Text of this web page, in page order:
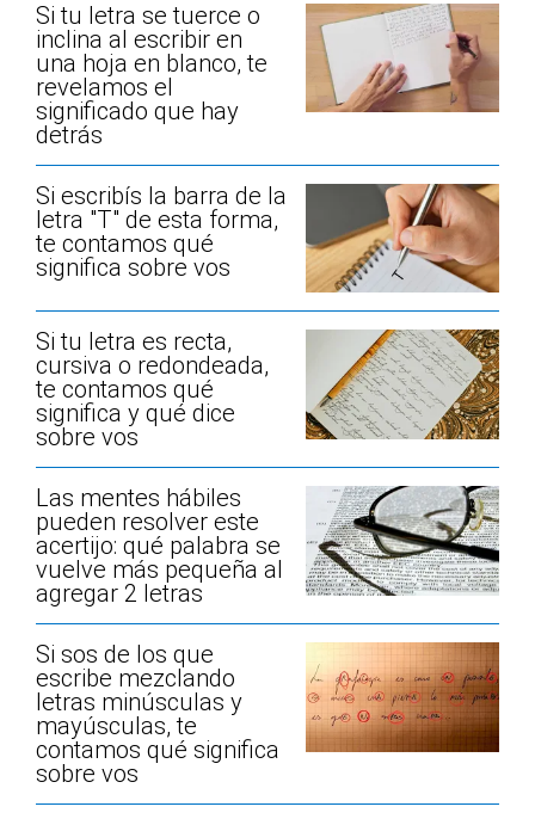
Si tu letra se tuerce o
inclina al escribir en
una hoja en blanco, te
revelamos el
significado que hay
detrás
Si escribís la barra de la
letra "T" de esta forma,
te contamos qué
significa sobre vos
Si tu letra es recta,
cursiva o redondeada,
te contamos qué
significa y qué dice
sobre vos
Las mentes hábiles
pueden resolver este
acertijo: qué palabra se
vuelve más pequeña al
agregar 2 letras
Si sos de los que
escribe mezclando
letras minúsculas y
mayúsculas, te
contamos qué significa
sobre vos